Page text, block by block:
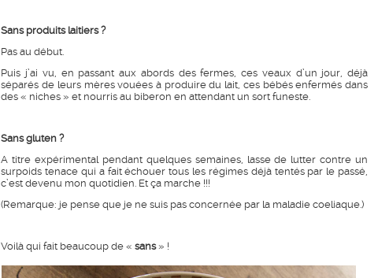
Sans produits laitiers ?
Pas au début.
Puis j’ai vu, en passant aux abords des fermes, ces veaux d’un jour, déjà
séparés de leurs mères vouées à produire du lait, ces bébés enfermés dans
des « niches » et nourris au biberon en attendant un sort funeste.
Sans gluten ?
A titre expérimental pendant quelques semaines, lasse de lutter contre un
surpoids tenace qui a fait échouer tous les régimes déjà tentés par le passé,
c’est devenu mon quotidien. Et ça marche !!!
(Remarque: je pense que je ne suis pas concernée par la maladie coeliaque.)
Voilà qui fait beaucoup de «sans» !